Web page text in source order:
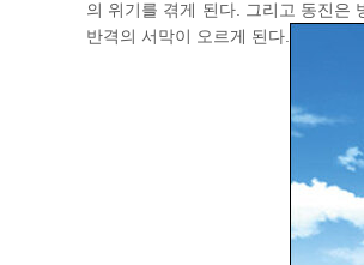
의 위기를 겪게 된다. 그리고 동진은
반격의 서막이 오르게 된다.